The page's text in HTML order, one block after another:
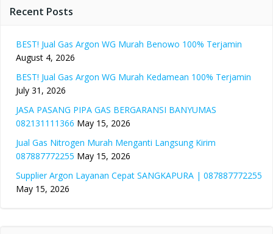
Recent Posts
BEST! Jual Gas Argon WG Murah Benowo 100% Terjamin
August 4, 2026
BEST! Jual Gas Argon WG Murah Kedamean 100% Terjamin
July 31, 2026
JASA PASANG PIPA GAS BERGARANSI BANYUMAS
082131111366 May 15, 2026
Jual Gas Nitrogen Murah Menganti Langsung Kirim
087887772255 May 15, 2026
Supplier Argon Layanan Cepat SANGKAPURA | 087887772255
May 15, 2026